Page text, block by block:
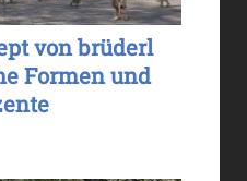
von brüderl
Formen und